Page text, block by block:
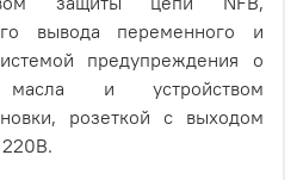
вывода переменного и
предупреждения о
и устройством
розеткой с выходом